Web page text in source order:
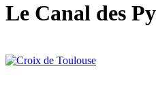
Le Canal des